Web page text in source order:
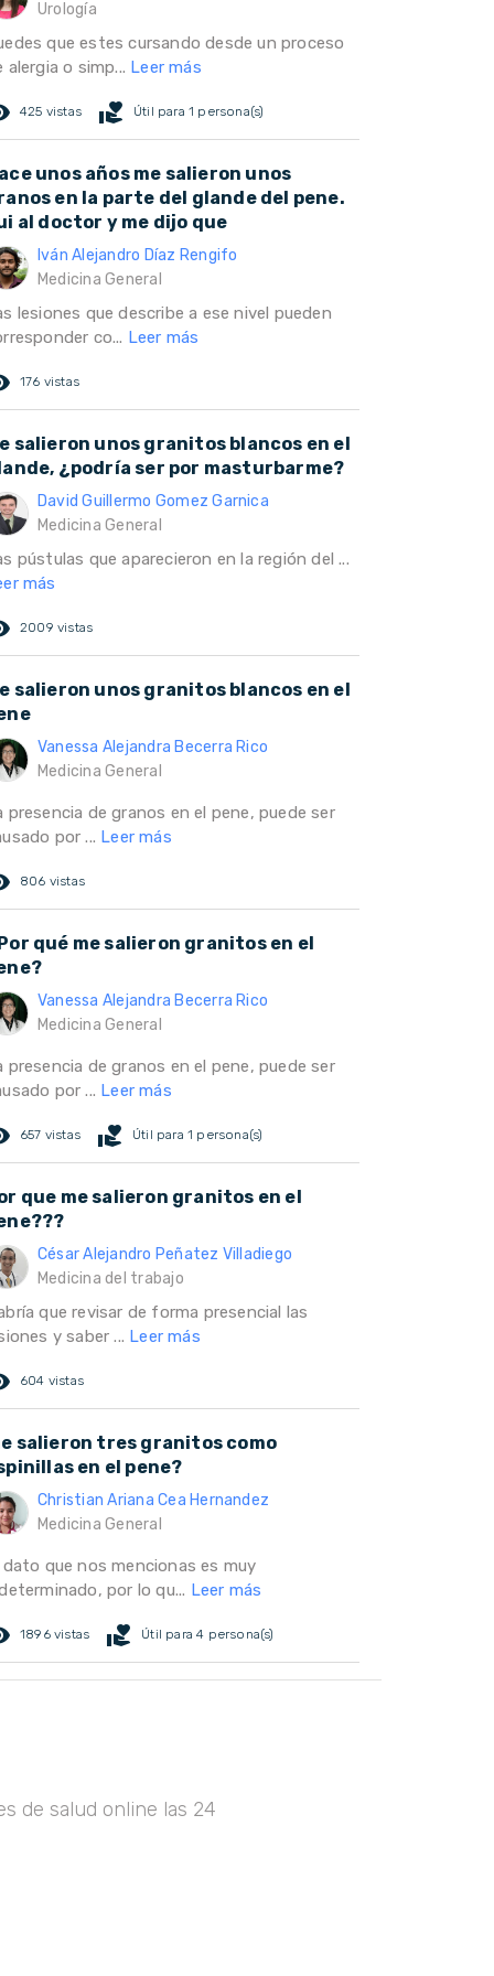
Urología
que estes cursando desde un proceso
alergia o simp... Leer más
425 vistas volunteer_activism Útil para 1 persona(s)
unos años me salieron unos
en la parte del glande del pene.
al doctor y me dijo que
Iván Alejandro Díaz Rengifo
Medicina General
lesiones que describe a ese nivel pueden
co... Leer más
176 vistas
salieron unos granitos blancos en el
¿podría ser por masturbarme?
David Guillermo Gomez Garnica
Medicina General
pústulas que aparecieron en la región del ...
más
2009 vistas
salieron unos granitos blancos en el
Vanessa Alejandra Becerra Rico
Medicina General
presencia de granos en el pene, puede ser
por ... Leer más
806 vistas
qué me salieron granitos en el
Vanessa Alejandra Becerra Rico
Medicina General
presencia de granos en el pene, puede ser
por ... Leer más
657 vistas volunteer_activism Útil para 1 persona(s)
que me salieron granitos en el
César Alejandro Peñatez Villadiego
Medicina del trabajo
que revisar de forma presencial las
y saber ... Leer más
604 vistas
salieron tres granitos como
en el pene?
Christian Ariana Cea Hernandez
Medicina General
dato que nos mencionas es muy
por lo qu... Leer más
1896 vistas volunteer_activism Útil para 4 persona(s)
de salud online las 24